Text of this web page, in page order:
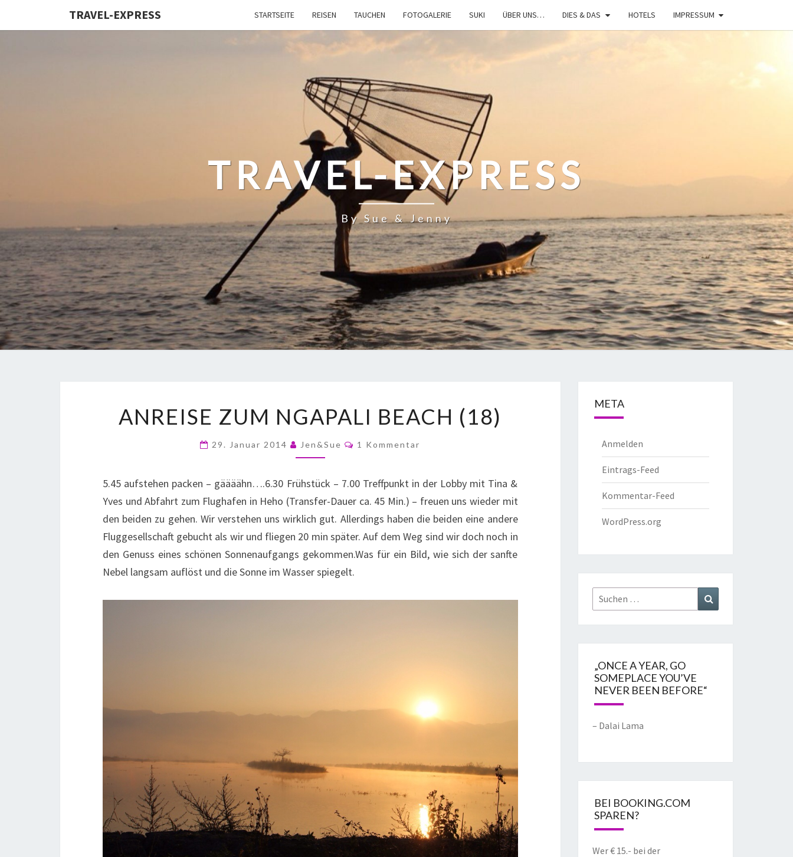
TRAVEL-EXPRESS STARTSEITE REISEN TAUCHEN FOTOGALERIE SUKI ÜBER UNS… DIES & DAS HOTELS IMPRESSUM
TRAVEL-EXPRESS
By Sue & Jenny
ANREISE ZUM NGAPALI BEACH (18)
29. Januar 2014 Jen&Sue 1 Kommentar
5.45 aufstehen packen – gäääähn….6.30 Frühstück – 7.00 Treffpunkt in der Lobby mit Tina &
Yves und Abfahrt zum Flughafen in Heho (Transfer-Dauer ca. 45 Min.) – freuen uns wieder mit
den beiden zu gehen. Wir verstehen uns wirklich gut. Allerdings haben die beiden eine andere
Fluggesellschaft gebucht als wir und fliegen 20 min später. Auf dem Weg sind wir doch noch in
den Genuss eines schönen Sonnenaufgangs gekommen.Was für ein Bild, wie sich der sanfte
Nebel langsam auflöst und die Sonne im Wasser spiegelt.
META
Anmelden
Eintrags-Feed
Kommentar-Feed
WordPress.org
„ONCE A YEAR, GO
SOMEPLACE YOU’VE
NEVER BEEN BEFORE“
– Dalai Lama
BEI BOOKING.COM
SPAREN?
Wer € 15.- bei der